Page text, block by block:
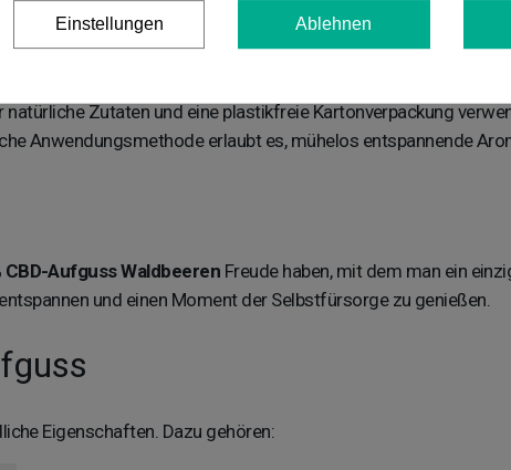
der aus hochwertigem Bio-Hanf hergestellt wird, bietet
Zutaten und eine plastikfreie Kartonverpackung
Anwendungsmethode erlaubt es, mühelos entspannende
CBD-Aufguss Waldbeeren Freude haben, mit dem man ein
und einen Moment der Selbstfürsorge zu genießen.
Eigenschaften. Dazu gehören:
Einstellungen Ablehnen